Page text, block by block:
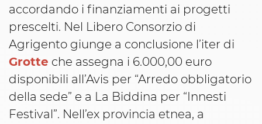
accordando i finanziamenti ai progetti
prescelti. Nel Libero Consorzio di
Agrigento giunge a conclusione l’iter di
Grotte che assegna i 6.000,00 euro
disponibili all’Avis per “Arredo obbligatorio
della sede” e a La Biddina per “Innesti
Festival”. Nell’ex provincia etnea, a